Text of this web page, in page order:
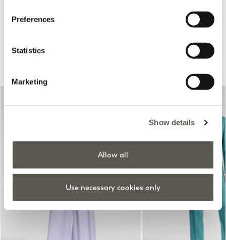
Preferences
Statistics
Marketing
Show details
Allow all
Use necessary cookies only
Next